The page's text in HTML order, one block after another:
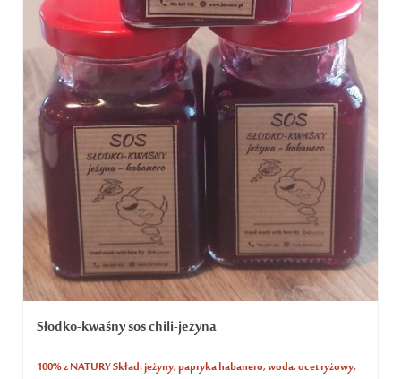
Słodko-kwaśny sos chili-jeżyna
100% z NATURY Skład: jeżyny, papryka habanero, woda, ocet ryżowy,